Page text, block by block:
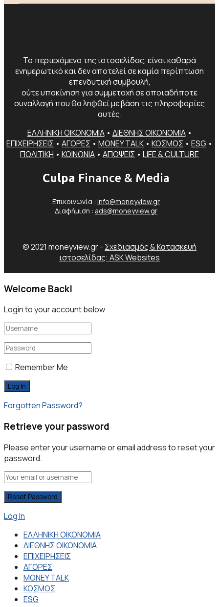
Το περιεχόμενο της ιστοσελίδας, είναι καθαρά
ενημερωτικό και δεν αποτελεί σε καμία περίπτωση
επενδυτική συμβουλή,
ούτε υποκίνηση για συμμετοχή σε οποιαδήποτε
συναλλαγή που θα ληφθεί με βάση τις πληροφορίες
αυτές.
ΕΛΛΗΝΙΚΗ ΟΙΚΟΝΟΜΙΑ• ΔΙΕΘΝΗΣ ΟΙΚΟΝΟΜΙΑ•
ΕΠΙΧΕΙΡΗΣΕΙΣ • ΑΓΟΡΕΣ • MONEY TALK • ΚΟΣΜΟΣ • ESG •
ΠΟΛΙΤΙΚΗ • ΚΟΙΝΩΝΙΑ • ΑΠΟΨΕΙΣ • LIFE & CULTURE
Culpa Finance & Media
Επικοινωνία : info@moneyview.gr
Διαφήμιση : ads@moneyview.gr
© 2021 moneyview.gr - Σχεδιασμός & Κατασκευή
ιστοσελίδας: ASK Websites
Welcome Back!
Login to your account below
Remember Me
Forgotten Password?
Retrieve your password
Please enter your username or email address to reset your
password.
Log In
ΕΛΛΗΝΙΚΗ ΟΙΚΟΝΟΜΙΑ
ΔΙΕΘΝΗΣ ΟΙΚΟΝΟΜΙΑ
ΕΠΙΧΕΙΡΗΣΕΙΣ
ΑΓΟΡΕΣ
MONEY TALK
ΚΟΣΜΟΣ
ESG